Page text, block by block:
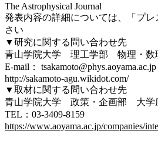
The Astrophysical Journal
発表内容の詳細については、「プ
さい
▼研究に関する問い合わせ先
青山学院大学 理工学部 物理・数
E-mail： tsakamoto@phys.aoyama.ac.jp
http://sakamoto-agu.wikidot.com/
▼取材に関する問い合わせ先
青山学院大学 政策・企画部 大学
TEL：03-3409-8159
https://www.aoyama.ac.jp/companies/